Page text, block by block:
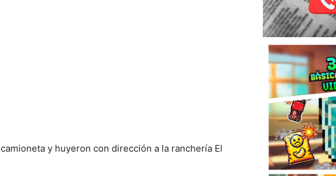
y huyeron con dirección a la ranchería El